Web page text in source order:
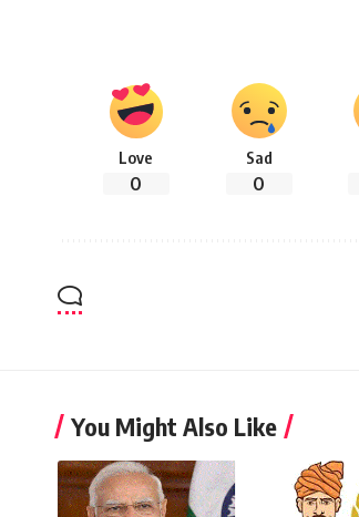
Love
0
Sad
0
You Might Also Like